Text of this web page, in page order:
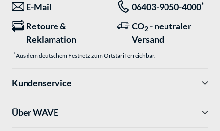
E-Mail 06403-9050-4000*
Retoure &
Reklamation
CO2 - neutraler
Versand
*Aus dem deutschem Festnetz zum Ortstarif erreichbar.
Kundenservice
Über WAVE